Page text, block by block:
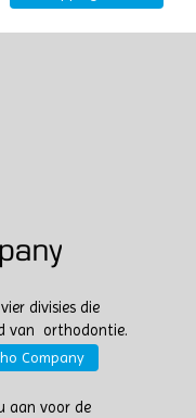
divisies die
van orthodontie.
Company
aan voor de